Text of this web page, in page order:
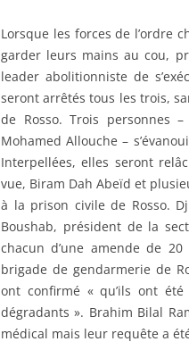
Lorsque les forces de l’ordre
garder leurs mains au cou,
leader abolitionniste de
seront arrêtés tous les trois,
de Rosso. Trois personnes
Mohamed Allouche –
Interpellées, elles seront
vue, Biram Dah Abeïd et
à la prison civile de Rosso.
Boushab, président de la
chacun d’une amende de
brigade de gendarmerie de
ont confirmé « qu’ils ont
dégradants ». Brahim Bilal
médical mais leur requête a